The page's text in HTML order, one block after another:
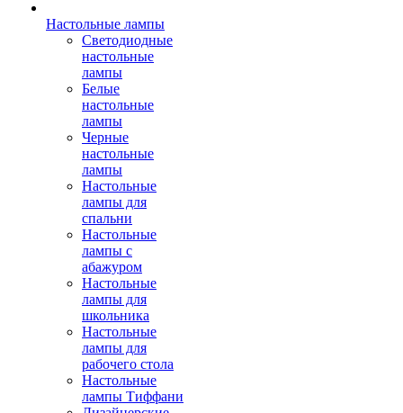
Настольные лампы
Светодиодные
настольные
лампы
Белые
настольные
лампы
Черные
настольные
лампы
Настольные
лампы для
спальни
Настольные
лампы с
абажуром
Настольные
лампы для
школьника
Настольные
лампы для
рабочего стола
Настольные
лампы Тиффани